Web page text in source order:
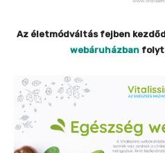
Az életmódváltás fejben
webáruházban